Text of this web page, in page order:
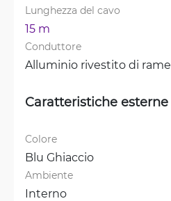
Lunghezza del cavo
15 m
Conduttore
Alluminio rivestito di rame
Caratteristiche esterne
Colore
Blu Ghiaccio
Ambiente
Interno